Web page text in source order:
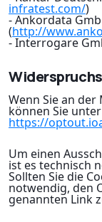
infratest.com/)
- Ankordata
(http://
- Interrogare
Wenn Sie an
können Sie
https://
Um einen
ist es technisch
Sollten Sie die
notwendig, den
genannten Link